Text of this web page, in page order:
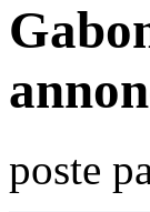
poste